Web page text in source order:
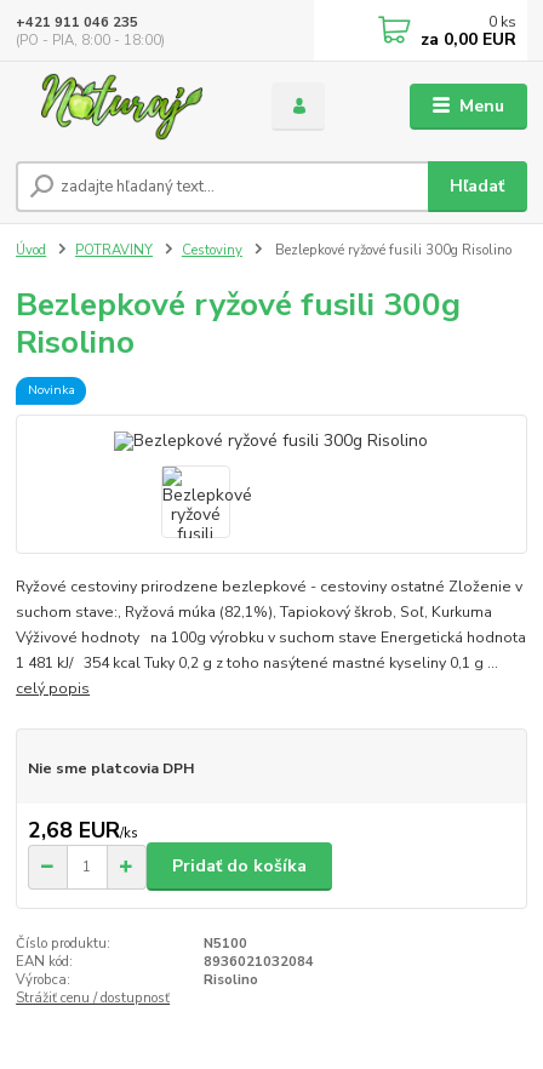
Menu
Hľadať
+421 911 046 235
(PO - PIA, 8:00 - 18:00)
0 ks
za 0,00 EUR
Úvod POTRAVINY Cestoviny Bezlepkové ryžové fusili 300g Risolino
Bezlepkové ryžové fusili 300g
Risolino
Novinka
Ryžové cestoviny prirodzene bezlepkové - cestoviny ostatné Zloženie v
suchom stave:, Ryžová múka (82,1%), Tapiokový škrob, Soľ, Kurkuma
Výživové hodnoty na 100g výrobku v suchom stave Energetická hodnota
1 481 kJ/ 354 kcal Tuky 0,2 g z toho nasýtené mastné kyseliny 0,1 g ...
celý popis
Nie sme platcovia DPH
2,68 EUR/ks
Pridať do košíka
Číslo produktu:
N5100
EAN kód:
8936021032084
Výrobca:
Risolino
Strážiť cenu / dostupnosť